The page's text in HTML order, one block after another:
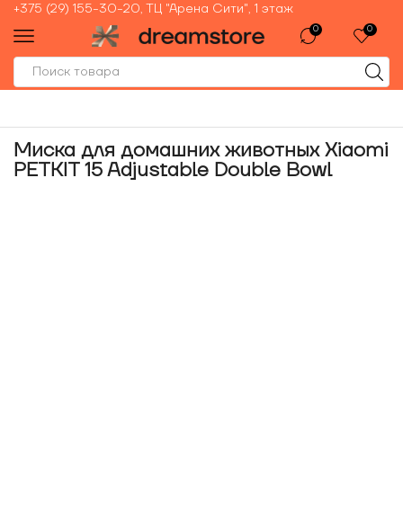
+375 (29) 155-30-20, ТЦ "Арена Сити", 1 этаж
0 0
Миска для домашних животных Xiaomi
PETKIT 15 Adjustable Double Bowl